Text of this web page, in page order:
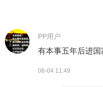
PP用户
有本事五年后进
06-04 11:49